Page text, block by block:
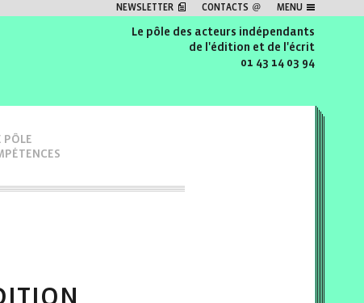
NEWSLETTER CONTACTS MENU
Le pôle des acteurs indépendants
de l'édition et de l'écrit
01 43 14 03 94
PÔLE